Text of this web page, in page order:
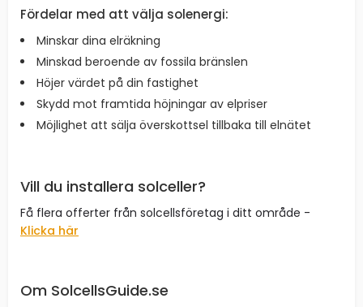
Fördelar med att välja solenergi:
Minskar dina elräkning
Minskad beroende av fossila bränslen
Höjer värdet på din fastighet
Skydd mot framtida höjningar av elpriser
Möjlighet att sälja överskottsel tillbaka till elnätet
Vill du installera solceller?
Få flera offerter från solcellsföretag i ditt område -
Klicka här
Om SolcellsGuide.se